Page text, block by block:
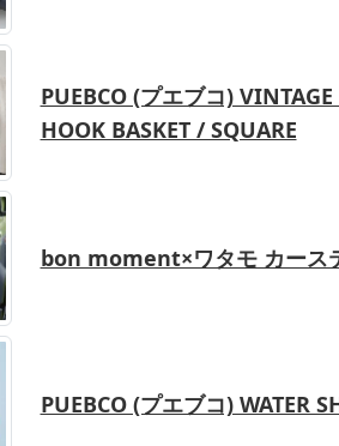
PUEBCO (プエブコ)
HOOK BASKET / SQUARE
bon moment×ワタモ カース
PUEBCO (プエブコ) WATER